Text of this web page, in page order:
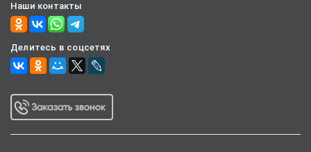
Наши контакты
Делитесь в соцсетях